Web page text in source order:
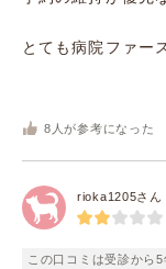
とても病院ファー
8 人が参考になった
rioka1205さん
この口コミは受診から